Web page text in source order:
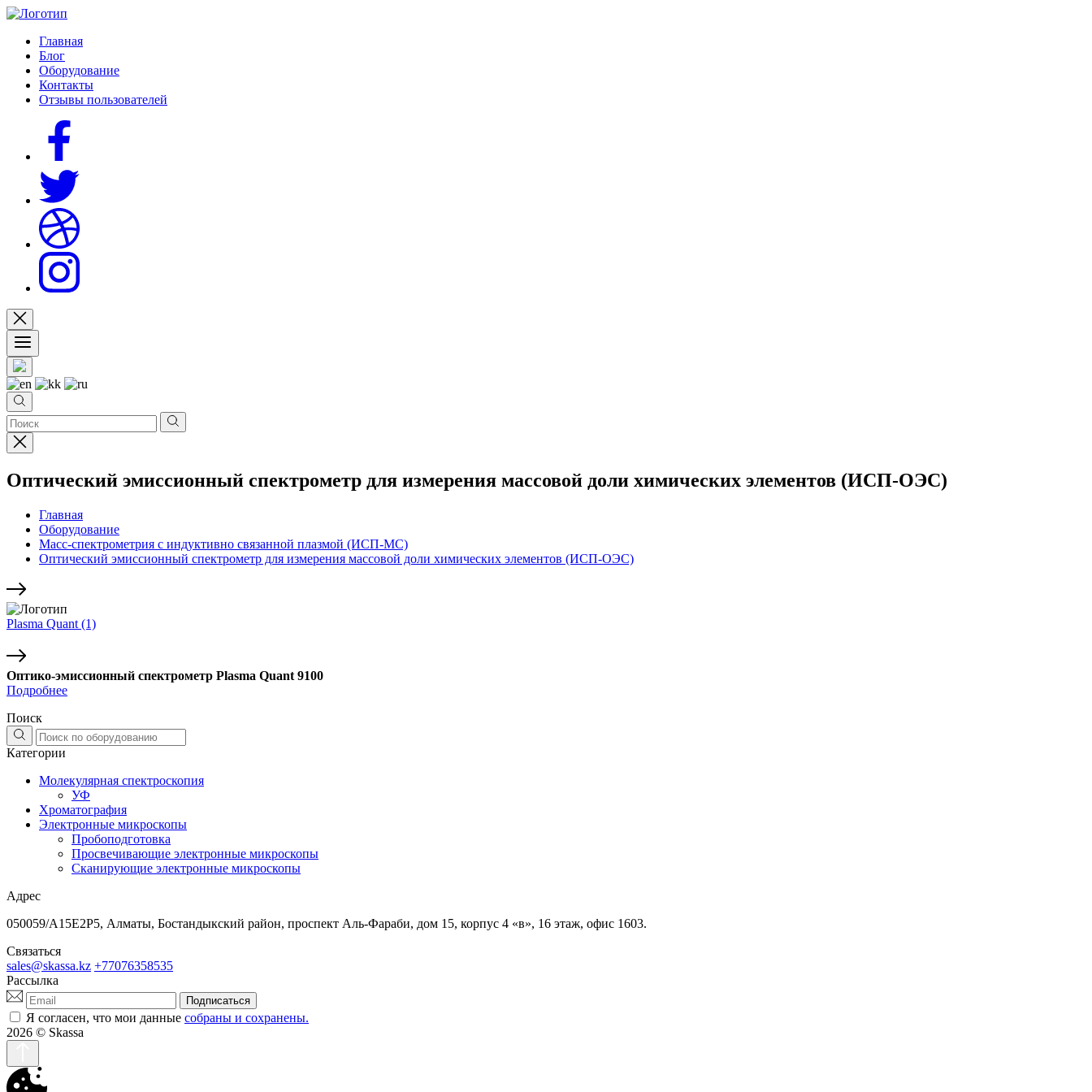
Главная
Блог
Оборудование
Контакты
Отзывы пользователей
Оптический эмиссионный спектрометр для измерения массовой доли химических элементов (ИСП-ОЭС)
Главная
Оборудование
Масс-спектрометрия с индуктивно связанной плазмой (ИСП-МС)
Оптический эмиссионный спектрометр для измерения массовой доли химических элементов (ИСП-ОЭС)
Plasma Quant (1)
Оптико-эмиссионный спектрометр Plasma Quant 9100
Подробнее
Поиск
Категории
Молекулярная спектроскопия
УФ
Хроматография
Электронные микроскопы
Пробоподготовка
Просвечивающие электронные микроскопы
Сканирующие электронные микроскопы
Адрес
050059/A15E2P5, Алматы, Бостандыкский район, проспект Аль-Фараби, дом 15, корпус 4 «в», 16 этаж, офис 1603.
Связаться
sales@skassa.kz +77076358535
Рассылка
Подписаться
Я согласен, что мои данные собраны и сохранены.
2026 © Skassa